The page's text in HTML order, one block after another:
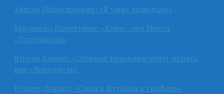
Златан Ибрагимович: «Я умру молодым»
Маурисио Почеттино: «Кейн – это Месси
«Тоттенхэма»
Юрген Клопп: «Сборная Бразилии хочет играть,
как «Ливерпуль»
Ромелу Лукаку: «Смысл футбола в трофеях»